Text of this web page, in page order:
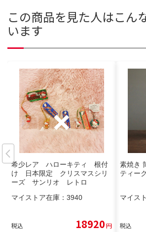
この商品を見た人はこん
います
希少レア ハローキティ 根付
け 日本限定 クリスマスシリ
ーズ サンリオ レトロ
マイストア在庫： 3940
税込 18920円
素焼き
ティー
マイス
税込